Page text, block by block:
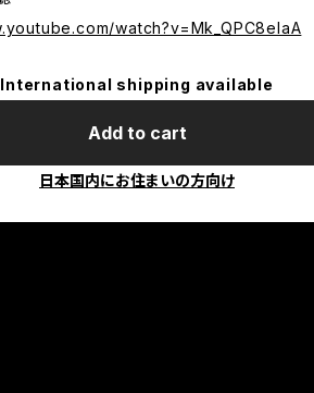
watch?v=Mk_QPC8elaA
International shipping available
Add to cart
日本国内にお住まいの方向け